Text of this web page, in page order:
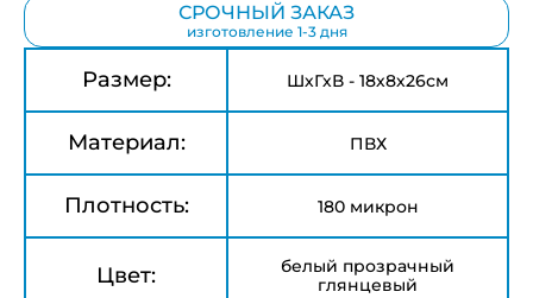
СРОЧНЫЙ ЗАКАЗ
изготовление 1-3 дня
Размер: ШхГхВ - 18х8х26см
Материал: ПВХ
Плотность: 180 микрон
Цвет:
белый прозрачный
глянцевый